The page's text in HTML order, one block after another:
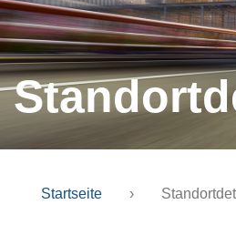
Startseite ›